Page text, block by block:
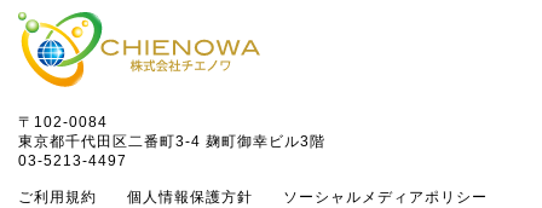
〒102-0084
東京都千代田区二番町3-4 麹町御幸ビル3階
03-5213-4497
ご利用規約 個人情報保護方針 ソーシャルメディアポリシー